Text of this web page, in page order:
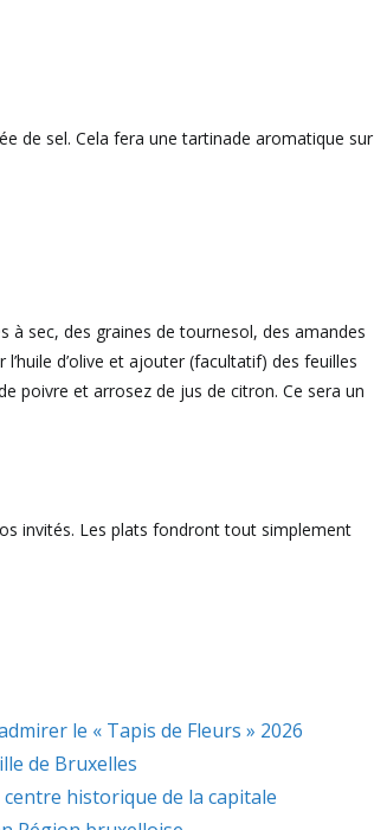
de sel. Cela fera une tartinade aromatique sur
à sec, des graines de tournesol, des amandes
d’olive et ajouter (facultatif) des feuilles
poivre et arrosez de jus de citron. Ce sera un
invités. Les plats fondront tout simplement
le « Tapis de Fleurs » 2026
de Bruxelles
historique de la capitale